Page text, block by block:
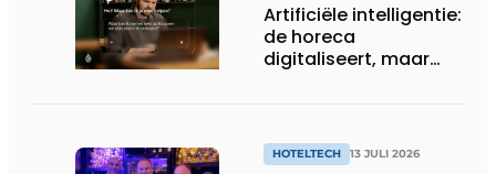
Artificiële intelligentie:
de horeca
digitaliseert, maar
HOTELTECH 13 JULI 2026